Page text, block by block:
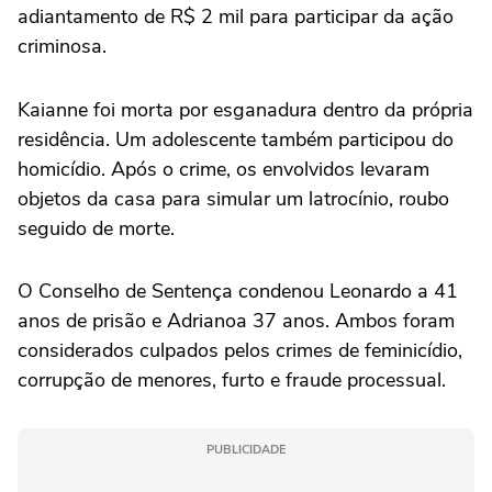
adiantamento de R$ 2 mil para participar da ação
criminosa.
Kaianne foi morta por esganadura dentro da própria
residência. Um adolescente também participou do
homicídio. Após o crime, os envolvidos levaram
objetos da casa para simular um latrocínio, roubo
seguido de morte.
O Conselho de Sentença condenou Leonardo a 41
anos de prisão e Adrianoa 37 anos. Ambos foram
considerados culpados pelos crimes de feminicídio,
corrupção de menores, furto e fraude processual.
PUBLICIDADE